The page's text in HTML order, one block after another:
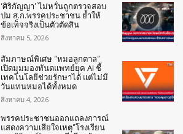
‘ศิริกัญญา’ ไม่หวั่นถูกตรวจสอบ
ปม ส.ก.พรรคประชาชน ย้ำให้
ข้อเท็จจริงเป็นตัวตัดสิน
สิงหาคม 5, 2026
สัมภาษณ์พิเศษ “หมอลูกตาล”
เปิดมุมมองทันตแพทย์ยุค AI ชี้
เทคโนโลยีช่วยรักษาได้ แต่ไม่มี
วันแทนหมอได้ทั้งหมด
สิงหาคม 4, 2026
พรรคประชาชนออกแถลงการณ์
แสดงความเสียใจเหตุ”โรงเรียน